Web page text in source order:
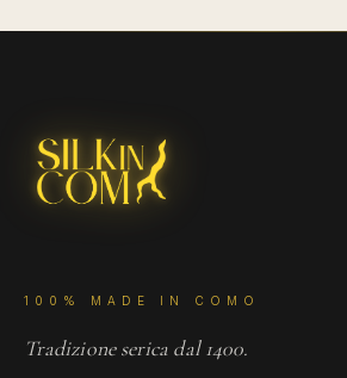
100% MADE IN COMO
Tradizione serica dal 1400.